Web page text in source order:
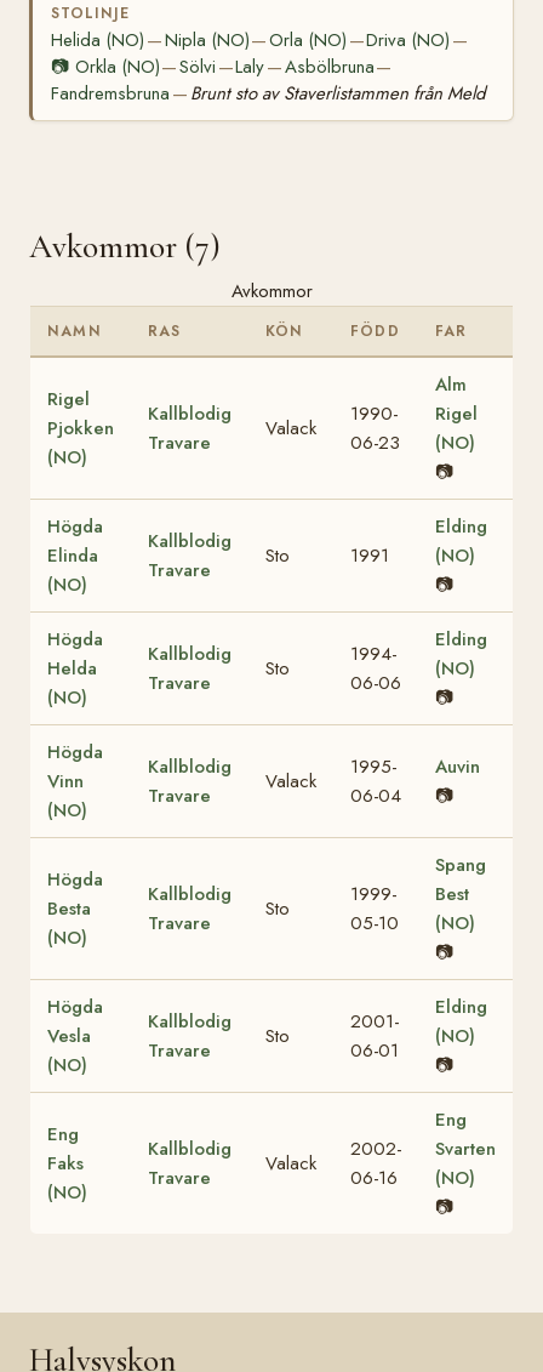
STOLINJE
Helida (NO) —Nipla (NO)—Orla (NO) —Driva (NO) —
📷 Orkla (NO)—Sölvi —Laly—Asbölbruna—
Fandremsbruna — Brunt sto av Staverlistammen från Meld
Avkommor (7)
Avkommor
NAMN RAS KÖN FÖDD FAR
Rigel
Pjokken
(NO)
Kallblodig
Travare
Valack
1990-
06-23
Alm
Rigel
(NO)
📷
Högda
Elinda
(NO)
Kallblodig
Travare
Sto 1991
Elding
(NO)
📷
Högda
Helda
(NO)
Kallblodig
Travare
Sto
1994-
06-06
Elding
(NO)
📷
Högda
Vinn
(NO)
Kallblodig
Travare
Valack
1995-
06-04
Auvin
📷
Högda
Besta
(NO)
Kallblodig
Travare
Sto
1999-
05-10
Spang
Best
(NO)
📷
Högda
Vesla
(NO)
Kallblodig
Travare
Sto
2001-
06-01
Elding
(NO)
📷
Eng
Faks
(NO)
Kallblodig
Travare
Valack
2002-
06-16
Eng
Svarten
(NO)
📷
Halvsyskon